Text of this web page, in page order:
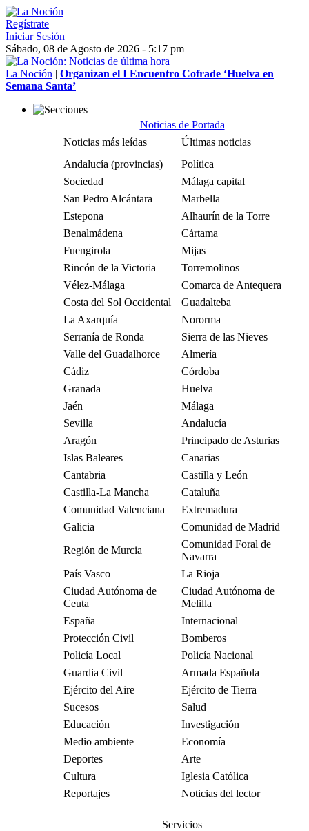
Regístrate
Iniciar Sesión
Sábado, 08 de Agosto de 2026 - 5:17 pm
La Noción | Organizan el I Encuentro Cofrade ‘Huelva en
Semana Santa’
Noticias de Portada
Noticias más leídas
Últimas noticias
Andalucía (provincias)
Política
Sociedad
Málaga capital
San Pedro Alcántara
Marbella
Estepona
Alhaurín de la Torre
Benalmádena
Cártama
Fuengirola
Mijas
Rincón de la Victoria
Torremolinos
Vélez-Málaga
Comarca de Antequera
Costa del Sol Occidental
Guadalteba
La Axarquía
Nororma
Serranía de Ronda
Sierra de las Nieves
Valle del Guadalhorce
Almería
Cádiz
Córdoba
Granada
Huelva
Jaén
Málaga
Sevilla
Andalucía
Aragón
Principado de Asturias
Islas Baleares
Canarias
Cantabria
Castilla y León
Castilla-La Mancha
Cataluña
Comunidad Valenciana
Extremadura
Galicia
Comunidad de Madrid
Región de Murcia
Comunidad Foral de
Navarra
País Vasco
La Rioja
Ciudad Autónoma de
Ceuta
Ciudad Autónoma de
Melilla
España
Internacional
Protección Civil
Bomberos
Policía Local
Policía Nacional
Guardia Civil
Armada Española
Ejército del Aire
Ejército de Tierra
Sucesos
Salud
Educación
Investigación
Medio ambiente
Economía
Deportes
Arte
Cultura
Iglesia Católica
Reportajes
Noticias del lector
Servicios